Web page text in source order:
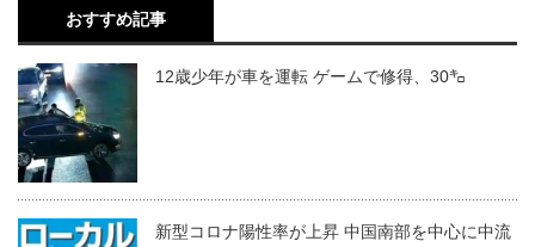
おすすめ記事
12歳少年が車を運転 ゲームで修得、30㌔
新型コロナ陽性率が上昇 中国南部を中心に中流